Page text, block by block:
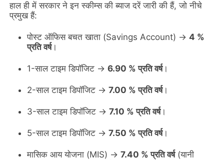
हाल ही में सरकार ने इन स्कीम्स की ब्याज दरें जारी की हैं, जो नीचे
प्रमुख हैं:
पोस्ट ऑफिस बचत खाता (Savings Account) →4 %
प्रति वर्ष।
1-साल टाइम डिपॉजिट →6.90 % प्रति वर्ष।
2-साल टाइम डिपॉजिट →7.00 % प्रति वर्ष।
3-साल टाइम डिपॉजिट →7.10 % प्रति वर्ष।
5-साल टाइम डिपॉजिट →7.50 % प्रति वर्ष।
मासिक आय योजना (MIS) →7.40 % प्रति वर्ष(यानी